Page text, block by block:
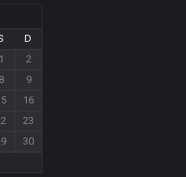
D
1
2
8
9
16
23
30